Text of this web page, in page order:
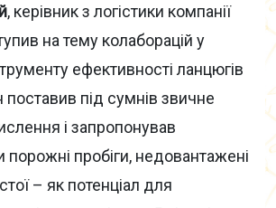
, керівник з логістики компанії
на тему колаборацій у
ефективності ланцюгів
поставив під сумнів звичне
і запропонував
пробіги, недовантажені
– як потенціал для